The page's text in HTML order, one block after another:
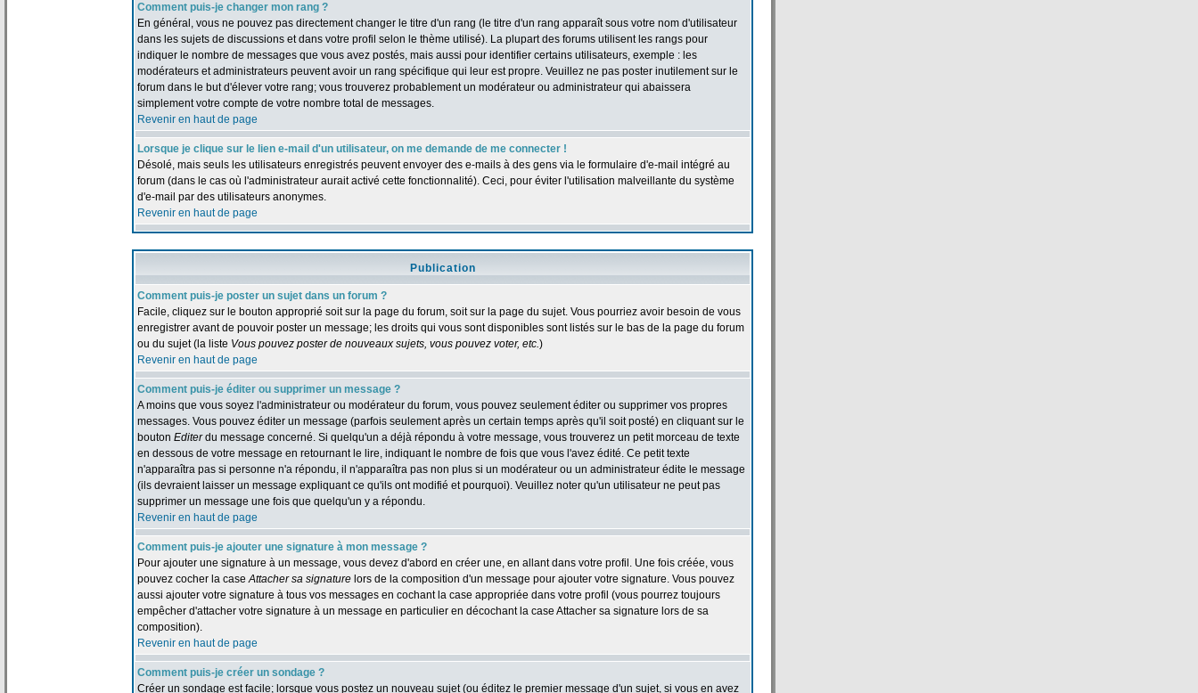
Comment puis-je changer mon rang ?
En général, vous ne pouvez pas directement changer le titre d'un rang (le titre d'un rang apparaît sous votre nom d'utilisateur
dans les sujets de discussions et dans votre profil selon le thème utilisé). La plupart des forums utilisent les rangs pour
indiquer le nombre de messages que vous avez postés, mais aussi pour identifier certains utilisateurs, exemple : les
modérateurs et administrateurs peuvent avoir un rang spécifique qui leur est propre. Veuillez ne pas poster inutilement sur le
forum dans le but d'élever votre rang; vous trouverez probablement un modérateur ou administrateur qui abaissera
simplement votre compte de votre nombre total de messages.
Revenir en haut de page
Lorsque je clique sur le lien e-mail d'un utilisateur, on me demande de me connecter !
Désolé, mais seuls les utilisateurs enregistrés peuvent envoyer des e-mails à des gens via le formulaire d'e-mail intégré au
forum (dans le cas où l'administrateur aurait activé cette fonctionnalité). Ceci, pour éviter l'utilisation malveillante du système
d'e-mail par des utilisateurs anonymes.
Revenir en haut de page
Publication
Comment puis-je poster un sujet dans un forum ?
Facile, cliquez sur le bouton approprié soit sur la page du forum, soit sur la page du sujet. Vous pourriez avoir besoin de vous
enregistrer avant de pouvoir poster un message; les droits qui vous sont disponibles sont listés sur le bas de la page du forum
ou du sujet (la liste Vous pouvez poster de nouveaux sujets, vous pouvez voter, etc.)
Revenir en haut de page
Comment puis-je éditer ou supprimer un message ?
A moins que vous soyez l'administrateur ou modérateur du forum, vous pouvez seulement éditer ou supprimer vos propres
messages. Vous pouvez éditer un message (parfois seulement après un certain temps après qu'il soit posté) en cliquant sur le
bouton Editerdu message concerné. Si quelqu'un a déjà répondu à votre message, vous trouverez un petit morceau de texte
en dessous de votre message en retournant le lire, indiquant le nombre de fois que vous l'avez édité. Ce petit texte
n'apparaîtra pas si personne n'a répondu, il n'apparaîtra pas non plus si un modérateur ou un administrateur édite le message
(ils devraient laisser un message expliquant ce qu'ils ont modifié et pourquoi). Veuillez noter qu'un utilisateur ne peut pas
supprimer un message une fois que quelqu'un y a répondu.
Revenir en haut de page
Comment puis-je ajouter une signature à mon message ?
Pour ajouter une signature à un message, vous devez d'abord en créer une, en allant dans votre profil. Une fois créée, vous
pouvez cocher la caseAttacher sa signature lors de la composition d'un message pour ajouter votre signature. Vous pouvez
aussi ajouter votre signature à tous vos messages en cochant la case appropriée dans votre profil (vous pourrez toujours
empêcher d'attacher votre signature à un message en particulier en décochant la case Attacher sa signature lors de sa
composition).
Revenir en haut de page
Comment puis-je créer un sondage ?
Créer un sondage est facile; lorsque vous postez un nouveau sujet (ou éditez le premier message d'un sujet, si vous en avez